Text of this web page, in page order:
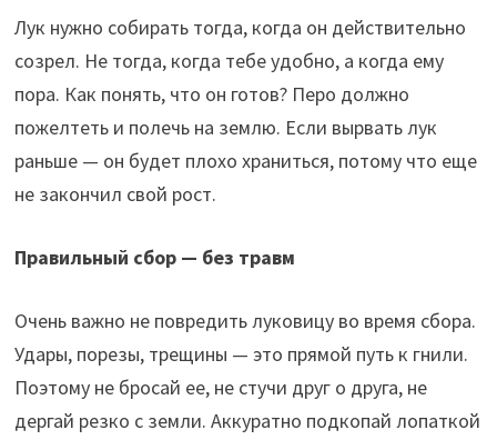
Лук нужно собирать тогда, когда он действительно
созрел. Не тогда, когда тебе удобно, а когда ему
пора. Как понять, что он готов? Перо должно
пожелтеть и полечь на землю. Если вырвать лук
раньше — он будет плохо храниться, потому что еще
не закончил свой рост.
Правильный сбор — без травм
Очень важно не повредить луковицу во время сбора.
Удары, порезы, трещины — это прямой путь к гнили.
Поэтому не бросай ее, не стучи друг о друга, не
дергай резко с земли. Аккуратно подкопай лопаткой